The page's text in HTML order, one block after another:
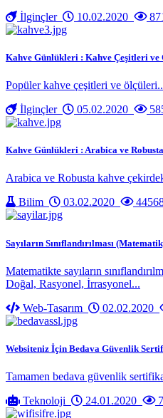
İlginçler
10.02.2020
Kahve Günlükleri : Kahve Çeşitleri ve
Popüler kahve çeşitleri ve
İlginçler
05.02.2020
Kahve Günlükleri : Arabica ve Robusta
Arabica ve Robusta kahve
Bilim
03.02.2020
Sayıların Sınıflandırılması
Matematikte sayıların
Doğal, Rasyonel, İrrasyonel...
Web-Tasarım
02.02.2020
Websiteniz İçin Bedava Güvenlik
Tamamen bedava güvenlik
Teknoloji
24.01.2020